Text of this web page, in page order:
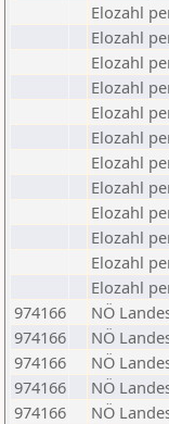
Elozahl
Elozahl
Elozahl
Elozahl
Elozahl
Elozahl
Elozahl
Elozahl
Elozahl
Elozahl
Elozahl
Elozahl
974166
NÖ
974166
NÖ
974166
NÖ
974166
NÖ
974166
NÖ